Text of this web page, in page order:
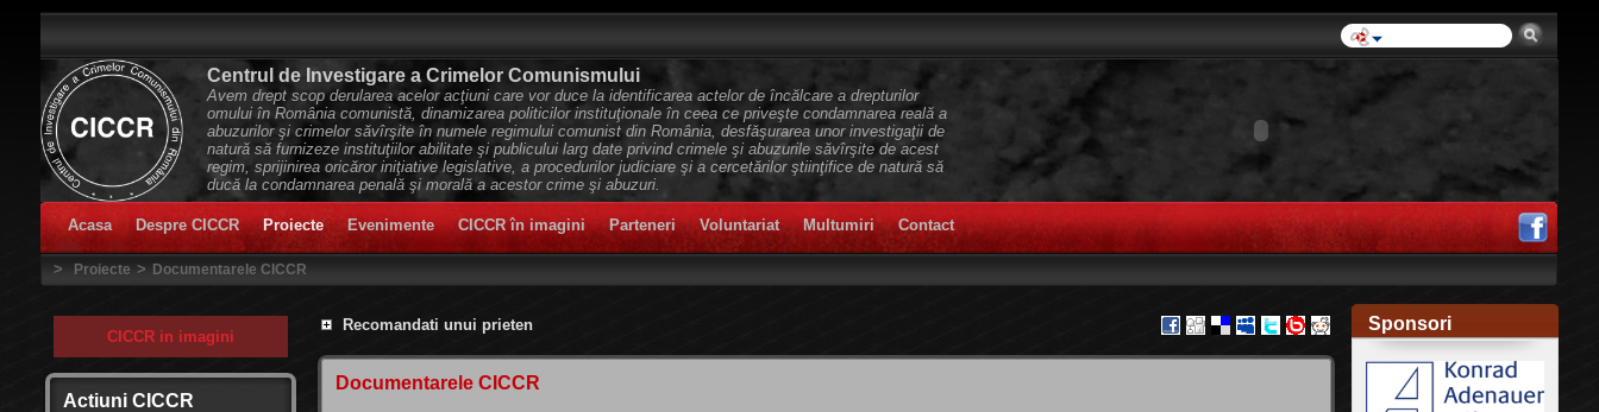
Centrul de Investigare a Crimelor Comunismului
Avem drept scop derularea acelor acţiuni care vor duce la identificarea actelor de încălcare a drepturilor
omului în România comunistă, dinamizarea politicilor instituţionale în ceea ce priveşte condamnarea reală a
abuzurilor şi crimelor săvîrşite în numele regimului comunist din România, desfăşurarea unor investigaţii de
natură să furnizeze instituţiilor abilitate şi publicului larg date privind crimele şi abuzurile săvîrşite de acest
regim, sprijinirea oricăror iniţiative legislative, a procedurilor judiciare şi a cercetărilor ştiinţifice de natură să
ducă la condamnarea penală şi morală a acestor crime şi abuzuri.
Acasa Despre CICCR Proiecte Evenimente CICCR în imagini Parteneri Voluntariat Multumiri Contact
> Proiecte > Documentarele CICCR
CICCR in imagini
Actiuni CICCR
Recomandati unui prieten
Documentarele CICCR
Sponsori